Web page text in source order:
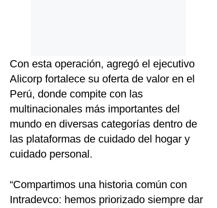
Con esta operación, agregó el ejecutivo
Alicorp fortalece su oferta de valor en el
Perú, donde compite con las
multinacionales más importantes del
mundo en diversas categorías dentro de
las plataformas de cuidado del hogar y
cuidado personal.
“Compartimos una historia común con
Intradevco: hemos priorizado siempre dar